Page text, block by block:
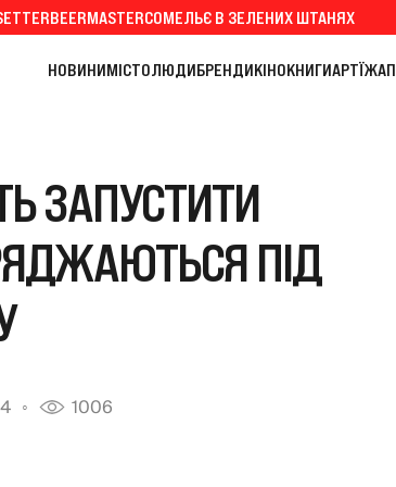
BEERMASTERСОМЕЛЬЄ В ЗЕЛЕНИХ ШТАНЯХ
НОВИНИМІСТОЛЮДИБРЕНДИКІНОКНИГИАРТЇЖА
ЗАПУСТИТИ
ПІД
1006